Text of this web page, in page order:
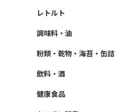
レトルト
調味料・油
粉類・乾物・海苔・缶詰
飲料・酒
健康食品